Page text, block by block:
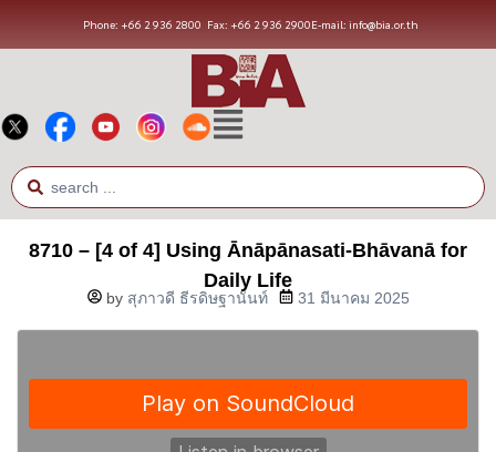
Phone: +66 2 936 2800 Fax: +66 2 936 2900E-mail: info@bia.or.th
8710 – [4 of 4] Using Ānāpānasati-Bhāvanā for
Daily Life
by สุภาวดี ธีรดิษฐานันท์ 31 มีนาคม 2025